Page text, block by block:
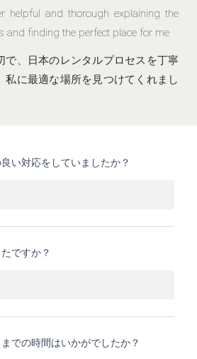
helpful and thorough explaining the
and finding the perfect place for me
で、日本のレンタルプロセスを丁寧
私に最適な場所を見つけてくれまし
い対応をしていましたか？
ですか？
での時間はいかがでしたか？